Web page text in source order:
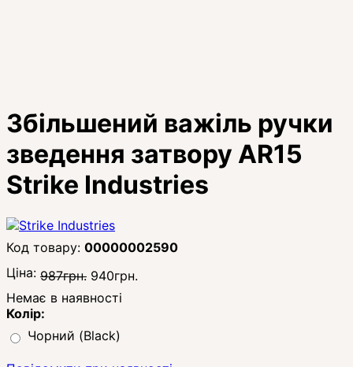
Збільшений важіль ручки
зведення затвору AR15
Strike Industries
00000002590
Ціна: 987грн. 940грн.
Немає в наявності
Колір:
Чорний (Black)